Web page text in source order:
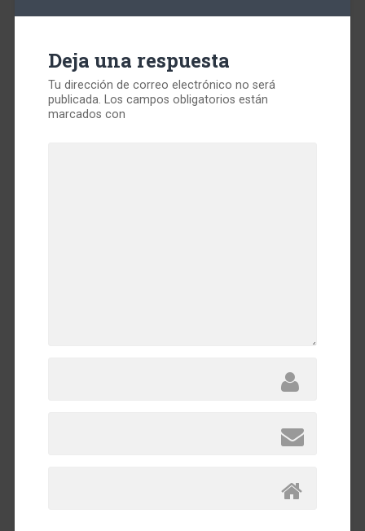
Deja una respuesta
Tu dirección de correo electrónico no será
publicada. Los campos obligatorios están
marcados con